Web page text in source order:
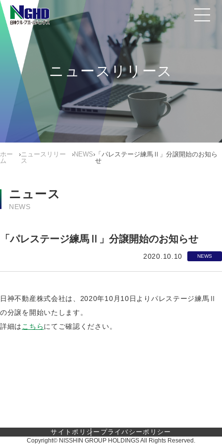
ニュースリリース
ホー
ム
› ニュースリリー
ス
›NEWS›「パレステージ練馬Ⅱ」分譲開始のお知ら
せ
ニュース
NEWS
「パレステージ練馬Ⅱ」分譲開始のお知らせ
2020.10.10 NEWS
日神不動産株式会社は、2020年10月10日よりパレステージ練馬Ⅱ
の分譲を開始いたします。
詳細は こちらにてご確認ください。
サイトポリシー プライバシーポリシー
Copyright© NISSHIN GROUP HOLDINGS All Rights Reserved.